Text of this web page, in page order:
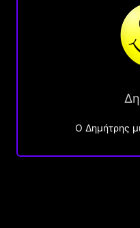
O Δημήτρης